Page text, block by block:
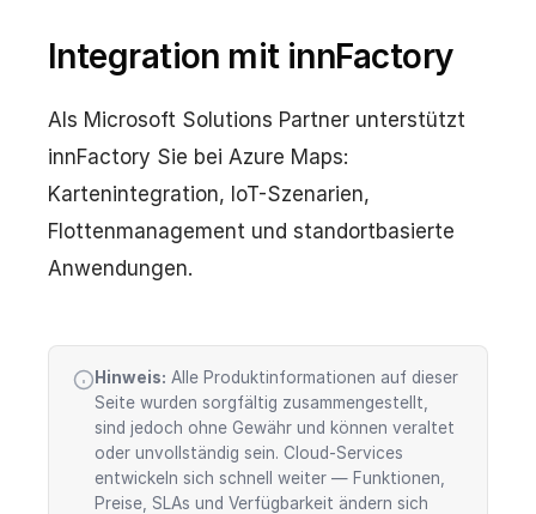
Integration mit innFactory
Als Microsoft Solutions Partner unterstützt
innFactory Sie bei Azure Maps:
Kartenintegration, IoT-Szenarien,
Flottenmanagement und standortbasierte
Anwendungen.
Hinweis: Alle Produktinformationen auf dieser
Seite wurden sorgfältig zusammengestellt,
sind jedoch ohne Gewähr und können veraltet
oder unvollständig sein. Cloud-Services
entwickeln sich schnell weiter — Funktionen,
Preise, SLAs und Verfügbarkeit ändern sich